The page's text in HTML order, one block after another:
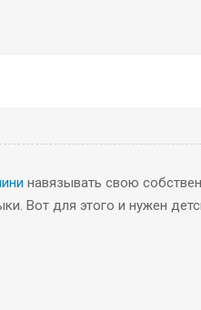
навязывать свою
Вот для этого и нужен